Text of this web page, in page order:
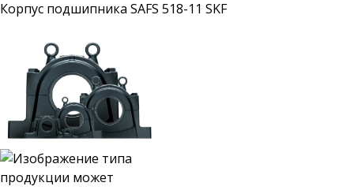
Корпус подшипника SAFS 518-11 SKF